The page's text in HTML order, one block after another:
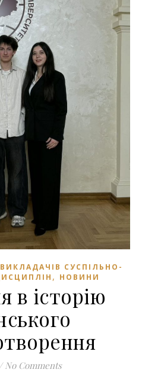
СУСПІЛЬНО-
, НОВИНИ
в історію
/ No Comments